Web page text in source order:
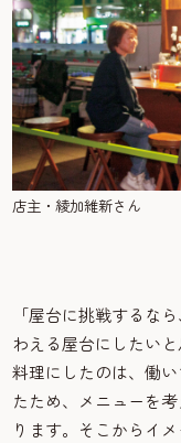
店主・綾加維新さん
「屋台に挑戦するな
わえる屋台にしたい
料理にしたのは、働
たため、メニューを
ります。そこからイ